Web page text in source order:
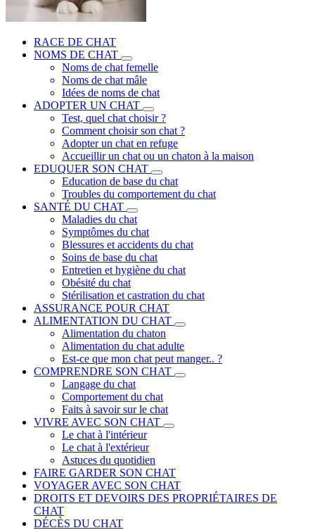
RACE DE CHAT
NOMS DE CHAT
Noms de chat femelle
Noms de chat mâle
Idées de noms de chat
ADOPTER UN CHAT
Test, quel chat choisir ?
Comment choisir son chat ?
Adopter un chat en refuge
Accueillir un chat ou un chaton à la maison
EDUQUER SON CHAT
Education de base du chat
Troubles du comportement du chat
SANTÉ DU CHAT
Maladies du chat
Symptômes du chat
Blessures et accidents du chat
Soins de base du chat
Entretien et hygiène du chat
Obésité du chat
Stérilisation et castration du chat
ASSURANCE POUR CHAT
ALIMENTATION DU CHAT
Alimentation du chaton
Alimentation du chat adulte
Est-ce que mon chat peut manger.. ?
COMPRENDRE SON CHAT
Langage du chat
Comportement du chat
Faits à savoir sur le chat
VIVRE AVEC SON CHAT
Le chat à l'intérieur
Le chat à l'extérieur
Astuces du quotidien
FAIRE GARDER SON CHAT
VOYAGER AVEC SON CHAT
DROITS ET DEVOIRS DES PROPRIÉTAIRES DE
CHAT
DÉCÈS DU CHAT